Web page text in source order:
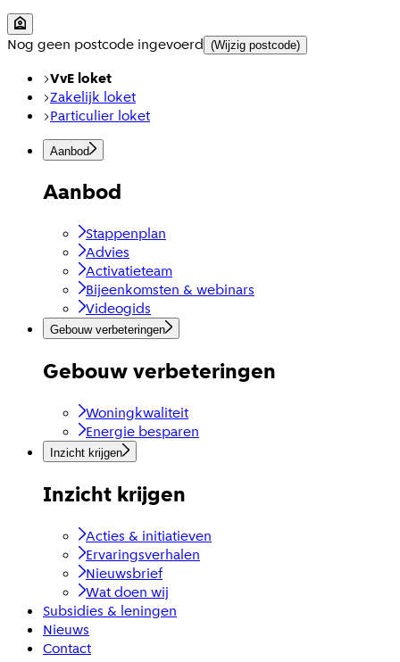
Nog geen postcode ingevoerd (Wijzig postcode)
VvE loket
Zakelijk loket
Particulier loket
Aanbod
Aanbod
Stappenplan
Advies
Activatieteam
Bijeenkomsten & webinars
Videogids
Gebouw verbeteringen
Gebouw verbeteringen
Woningkwaliteit
Energie besparen
Inzicht krijgen
Inzicht krijgen
Acties & initiatieven
Ervaringsverhalen
Nieuwsbrief
Wat doen wij
Subsidies & leningen
Nieuws
Contact